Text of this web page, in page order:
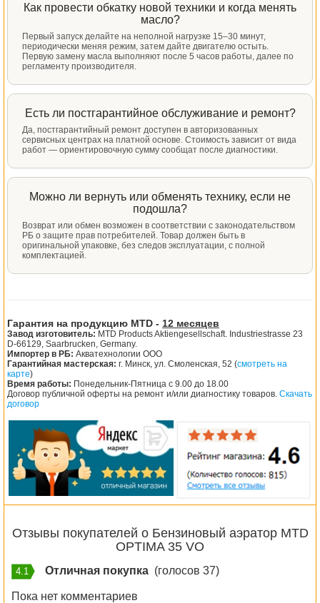
Как провести обкатку новой техники и когда менять
масло?
Первый запуск делайте на неполной нагрузке 15–30 минут,
периодически меняя режим, затем дайте двигателю остыть.
Первую замену масла выполняют после 5 часов работы, далее по
регламенту производителя.
Есть ли постгарантийное обслуживание и ремонт?
Да, постгарантийный ремонт доступен в авторизованных
сервисных центрах на платной основе. Стоимость зависит от вида
работ — ориентировочную сумму сообщат после диагностики.
Можно ли вернуть или обменять технику, если не
подошла?
Возврат или обмен возможен в соответствии с законодательством
РБ о защите прав потребителей. Товар должен быть в
оригинальной упаковке, без следов эксплуатации, с полной
комплектацией.
Гарантия на продукцию MTD - 12 месяцев
Завод изготовитель: MTD Products Aktiengesellschaft. Industriestrasse 23
D-66129, Saarbrucken, Germany.
Импортер в РБ: Акватехнологии ООО
Гарантийная мастерская: г. Минск, ул. Смоленская, 52 (смотреть на
карте)
Время работы: Понедельник-Пятница с 9.00 до 18.00
Договор публичной оферты на ремонт и/или диагностику товаров. Скачать
договор
Отзывы покупателей о Бензиновый аэратор MTD
OPTIMA 35 VO
4.1 Отличная покупка (голосов 37)
Пока нет комментариев